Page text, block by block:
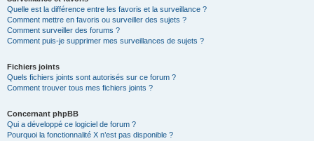
Quelle est la différence entre les favoris et la surveillance ?
Comment mettre en favoris ou surveiller des sujets ?
Comment surveiller des forums ?
Comment puis-je supprimer mes surveillances de sujets ?
Fichiers joints
Quels fichiers joints sont autorisés sur ce forum ?
Comment trouver tous mes fichiers joints ?
Concernant phpBB
Qui a développé ce logiciel de forum ?
Pourquoi la fonctionnalité X n’est pas disponible ?